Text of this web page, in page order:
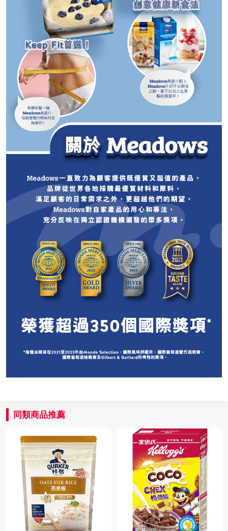
同類商品推薦